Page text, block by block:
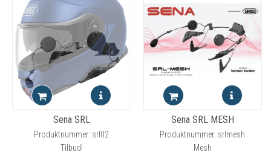
Sena SRL
Produktnummer: srl02
Tilbud!
Sena SRL MESH
Produktnummer: srlmesh
Mesh